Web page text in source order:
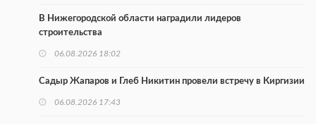
В Нижегородской области наградили лидеров
строительства
06.08.2026 18:02
Садыр Жапаров и Глеб Никитин провели встречу в Киргизии
06.08.2026 17:43